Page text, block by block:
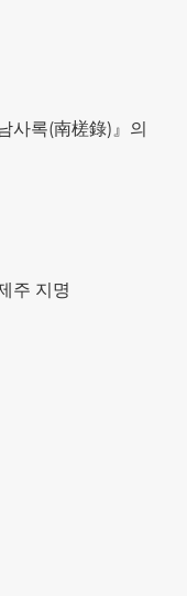
사록(南槎錄)』의
주 지명